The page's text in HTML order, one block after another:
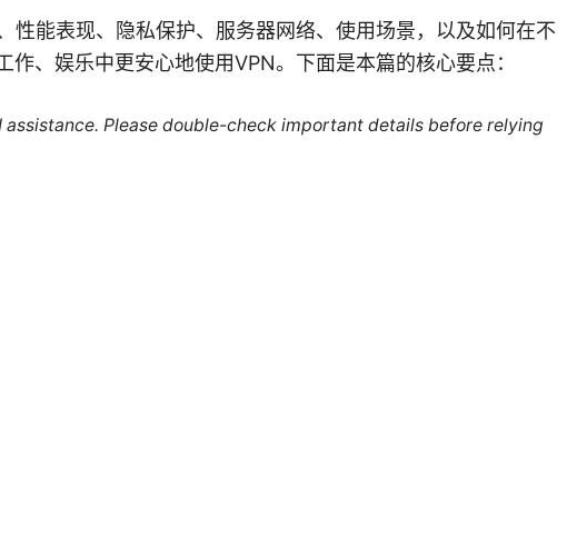
性能表现、隐私保护、服务器网络、使用场景，以及如何在不
、娱乐中更安心地使用VPN。下面是本篇的核心要点：
Please double-check important details before relying